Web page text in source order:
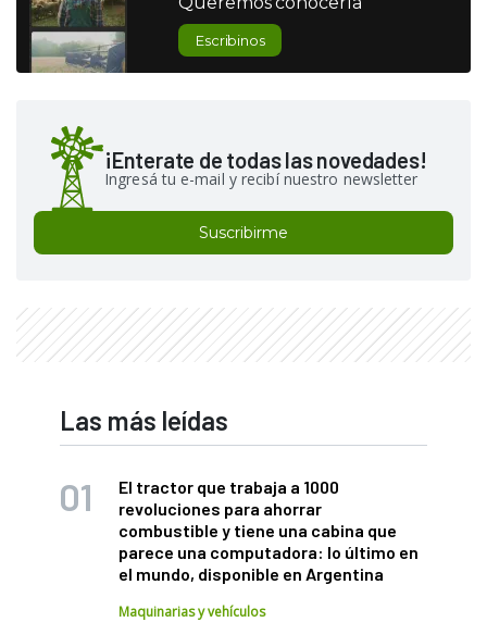
Escribinos
¡Enterate de todas las novedades!
Ingresá tu e-mail y recibí nuestro newsletter
Suscribirme
Las más leídas
El tractor que trabaja a 1000
revoluciones para ahorrar
combustible y tiene una cabina que
parece una computadora: lo último en
el mundo, disponible en Argentina
Maquinarias y vehículos